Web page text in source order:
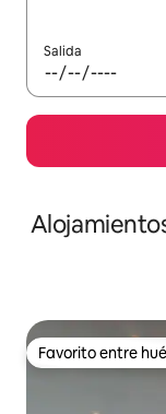
Salida
Favorito entre
Favorito entre